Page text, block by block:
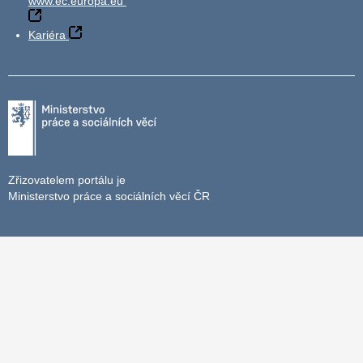
Kariéra
Zřizovatelem portálu je
Ministerstvo práce a sociálních věcí ČR